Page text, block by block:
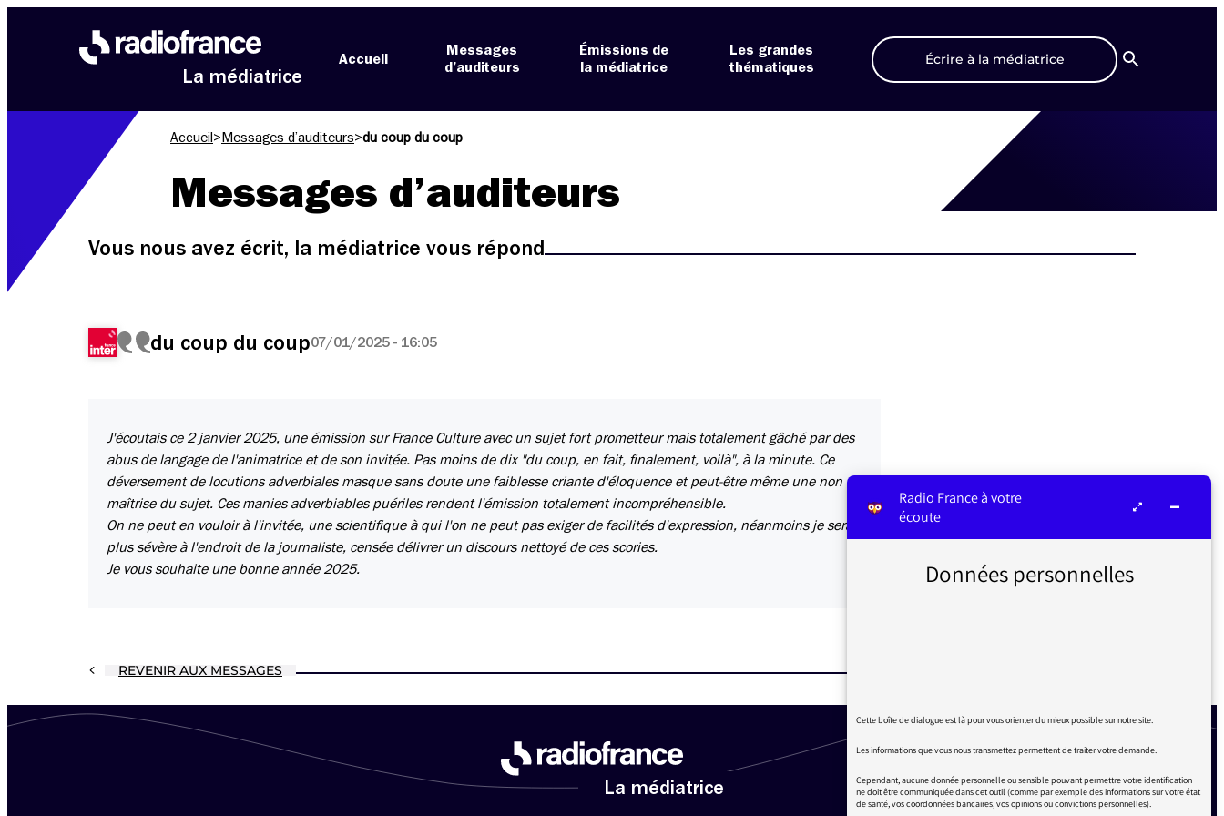
La médiatrice
Accueil
Messages
d’auditeurs
Émissions de
la médiatrice
Les grandes
thématiques
Écrire à la médiatrice
Recherche
Accueil > Messages d’auditeurs>du coup du coup
Messages d’auditeurs
Vous nous avez écrit, la médiatrice vous répond
du coup du coup07/01/2025 - 16:05
J'écoutais ce 2 janvier 2025, une émission sur France Culture avec un sujet fort prometteur mais totalement gâché par des
abus de langage de l'animatrice et de son invitée. Pas moins de dix "du coup, en fait, finalement, voilà", à la minute. Ce
déversement de locutions adverbiales masque sans doute une faiblesse criante d'éloquence et peut-être même une non
maîtrise du sujet. Ces manies adverbiables puériles rendent l'émission totalement incompréhensible.
On ne peut en vouloir à l'invitée, une scientifique à qui l'on ne peut pas exiger de facilités d'expression, néanmoins je serais
plus sévère à l'endroit de la journaliste, censée délivrer un discours nettoyé de ces scories.
Je vous souhaite une bonne année 2025.
REVENIR AUX MESSAGES
La médiatrice
Radio France à votre
écoute
Données personnelles
Cette boîte de dialogue est là pour vous orienter du mieux possible sur notre site.
Les informations que vous nous transmettez permettent de traiter votre demande.
Cependant, aucune donnée personnelle ou sensible pouvant permettre votre identification
ne doit être communiquée dans cet outil (comme par exemple des informations sur votre état
de santé, vos coordonnées bancaires, vos opinions ou convictions personnelles).